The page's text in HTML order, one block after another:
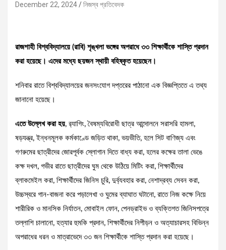
December 22, 2024 নিজস্ব প্রতিবেদক
রাজশাহী বিশ্ববিদ্যালয়ে (রাবি) শৃঙ্খলা ভঙ্গের অপরাধে ৩৩ শিক্ষার্থীকে শাস্তি প্রদান
করা হয়েছে। এদের মধ্যে ছয়জন স্থায়ী বহিষ্কৃত হয়েছেন।
শনিবার রাতে বিশ্ববিদ্যালয়ের জনসংযোগ দপ্তরের পাঠানো এক বিজ্ঞপ্তিতে এ তথ্য
জানানো হয়েছে।
এতে উল্লেখ করা হয়, র‌্যাগিং, বৈষম্যবিরোধী ছাত্র আন্দোলনে সরাসরি হামলা,
ষড়যন্ত্র, ইন্ধনমূলক কর্মকাণ্ডে জড়িত থাকা, ভয়ভীতি, হলে সিট বাণিজ্য এবং
গণরুমের ছাত্রীদের জোরপূর্বক স্লোগান দিতে বাধ্য করা, হলের কক্ষের তালা ভেঙে
কক্ষ দখল, গভীর রাতে ছাত্রীদের ঘুম থেকে উঠিয়ে মিটিং করা, শিক্ষার্থীদের
ব্লাকমেইল করা, শিক্ষার্থীদের জিনিস চুরি, দুর্ব্যবহার করা, নেশাদ্রব্য সেবন করা,
উচ্চস্বরে গান-বাজনা করে পড়ালেখা ও ঘুমের ব্যাঘাত ঘটানো, রাতে নিজ কক্ষে নিয়ে
শারীরিক ও মানসিক নির্যাতন, মোবাইল ফোন, পেনড্রাইভ ও ব্যক্তিগত জিনিসপত্রে
তল্লাশি চালানো, হত্যার হুমকি প্রদান, শিক্ষার্থীদের নিপীড়ন ও অত্যাচারসহ বিভিন্ন
অপরাধের ধরন ও মাত্রাভেদে ৩৩ জন শিক্ষার্থীকে শাস্তি প্রদান করা হয়েছে।